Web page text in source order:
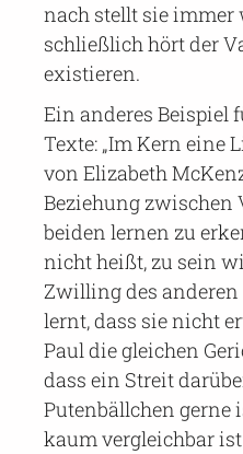
nach stellt sie immer
schließlich hört der
existieren.
Ein anderes Beispiel
Texte: „Im Kern eine
von Elizabeth
Beziehung zwischen
beiden lernen zu
nicht heißt, zu sein
Zwilling des anderen
lernt, dass sie nicht
Paul die gleichen
dass ein Streit
Putenbällchen gerne
kaum vergleichbar